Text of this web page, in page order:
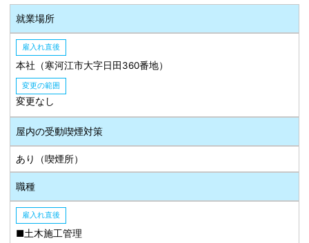
就業場所
雇入れ直後
本社（寒河江市大字日田360番地）
変更の範囲
変更なし
屋内の受動喫煙対策
あり（喫煙所）
職種
雇入れ直後
■土木施工管理